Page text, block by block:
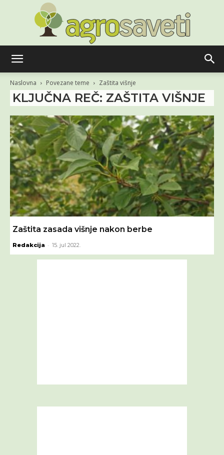
Naslovna Povezane teme Zaštita višnje
KLJUČNA REČ: ZAŠTITA VIŠNJE
Zaštita zasada višnje nakon berbe
Redakcija - 15. jul 2022.